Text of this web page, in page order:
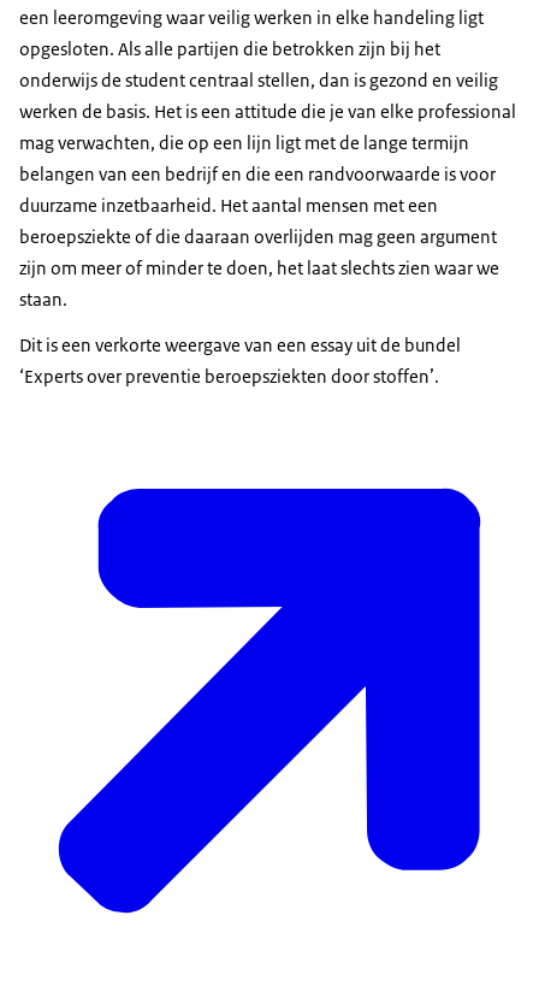
een leeromgeving waar veilig werken in elke handeling ligt
opgesloten. Als alle partijen die betrokken zijn bij het
onderwijs de student centraal stellen, dan is gezond en veilig
werken de basis. Het is een attitude die je van elke professional
mag verwachten, die op een lijn ligt met de lange termijn
belangen van een bedrijf en die een randvoorwaarde is voor
duurzame inzetbaarheid. Het aantal mensen met een
beroepsziekte of die daaraan overlijden mag geen argument
zijn om meer of minder te doen, het laat slechts zien waar we
staan.
Dit is een verkorte weergave van een essay uit de bundel
‘Experts over preventie beroepsziekten door stoffen’.